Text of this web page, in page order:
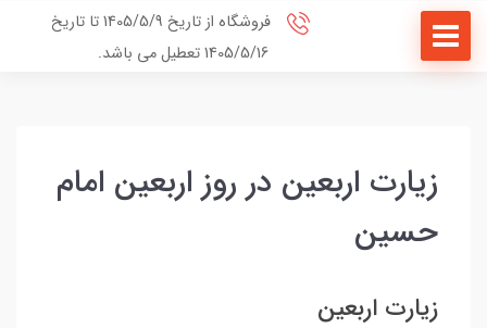
فروشگاه از تاریخ 1405/5/9 تا تاریخ
1405/5/16 تعطیل می باشد.
زیارت اربعین در روز اربعین امام
حسین
زیارت اربعین